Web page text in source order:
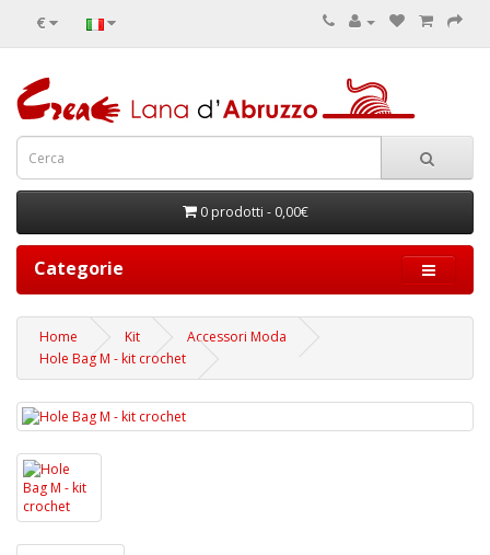
€
0 prodotti - 0,00€
Categorie
Home Kit
Accessori Moda
Hole Bag M - kit crochet